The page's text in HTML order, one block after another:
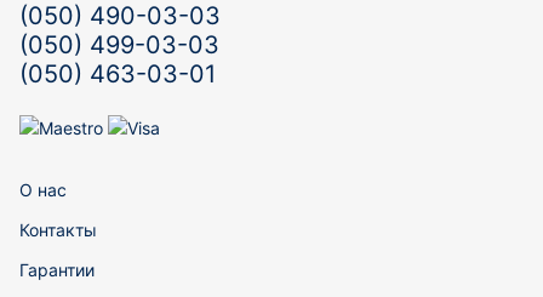
(050) 490-03-03
(050) 499-03-03
(050) 463-03-01
О нас
Контакты
Гарантии